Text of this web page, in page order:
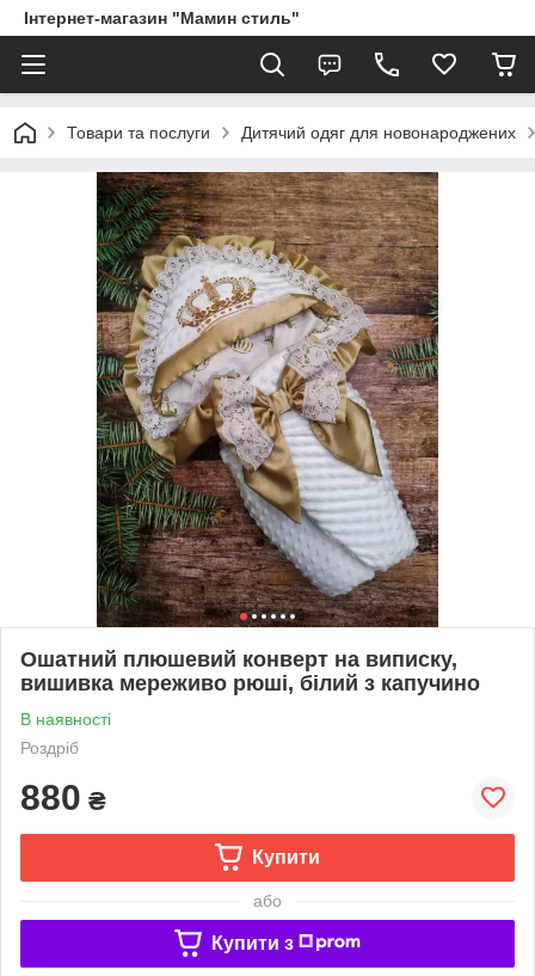
Інтернет-магазин "Мамин стиль"
Товари та послуги Дитячий одяг для новонароджених
Ошатний плюшевий конверт на виписку,
вишивка мереживо рюші, білий з капучино
В наявності
Роздріб
880 ₴
Купити
або
Купити з